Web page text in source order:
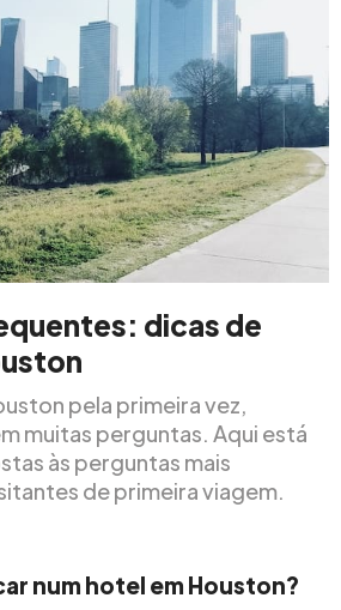
dicas de
pela primeira vez,
muitas perguntas. Aqui está
às perguntas mais
de primeira viagem.
num hotel em Houston?